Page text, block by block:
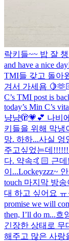
락키들~~ 밥 잘
and have a nice
TMI들 갖고 돌아
겨서 가세욤
C’s TMI post is
today’s Min C’s
냥냥🫣💗💕 나비
키들을 위해 막냉
망. 하하...사실
주고싶었는데
다. 약속🤙🏻 근
이...Lockeyzzz~
touch 마지막 방
대 하고 싶어요 ㅠ
promise we will
then, I’ll do m...흐
긴장한 상태로 무
해주고 많은 사랑